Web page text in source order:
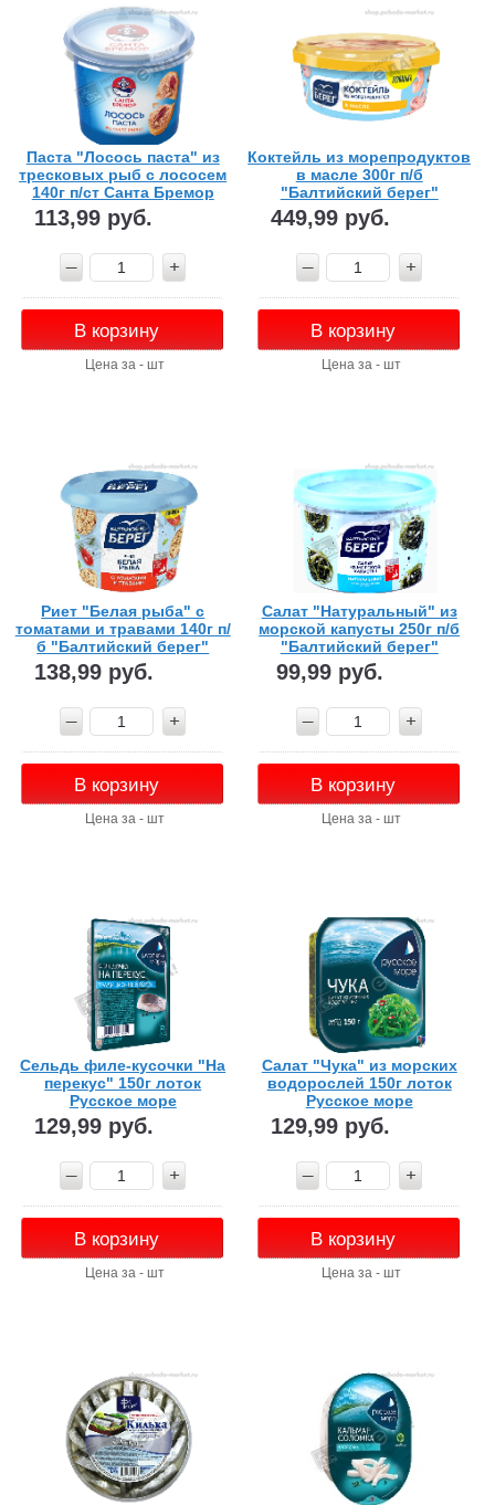
Паста "Лосось паста" из
тресковых рыб с лососем
140г п/ст Санта Бремор
113,99 руб.
В корзину
Цена за - шт
Коктейль из морепродуктов
в масле 300г п/б
"Балтийский берег"
449,99 руб.
В корзину
Цена за - шт
Риет "Белая рыба" с
томатами и травами 140г п/
б "Балтийский берег"
138,99 руб.
В корзину
Цена за - шт
Салат "Натуральный" из
морской капусты 250г п/б
"Балтийский берег"
99,99 руб.
В корзину
Цена за - шт
Сельдь филе-кусочки "На
перекус" 150г лоток
Русское море
129,99 руб.
В корзину
Цена за - шт
Салат "Чука" из морских
водорослей 150г лоток
Русское море
129,99 руб.
В корзину
Цена за - шт